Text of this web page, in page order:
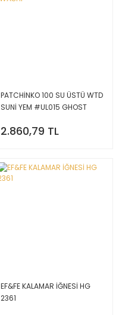
PATCHİNKO 100 SU ÜSTÜ WTD
SUNİ YEM #UL015 GHOST
2.860,79 TL
EF&FE KALAMAR İĞNESİ HG
2361